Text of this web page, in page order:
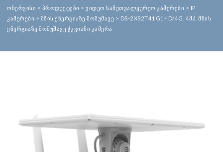
ოსერვისი > პროდუქტები > ვიდეო სამეთვალყურეო კამერები > IP
კამერები > მზის ენერგიაზე მომუშავე > DS-2XS2T41G1-ID/4G. 4მპ. მზის
ენერგიაზე მომუშავე ჭკვიანი კამერა